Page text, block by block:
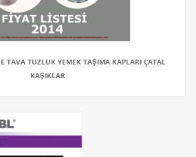
TAVA TUZLUK YEMEK TAŞIMA KAPLARI ÇATAL
KAŞIKLAR